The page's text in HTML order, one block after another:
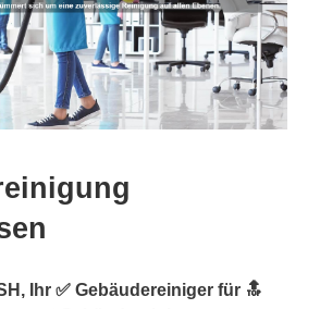
Ihr ✅ Gebäudereiniger für 🔝